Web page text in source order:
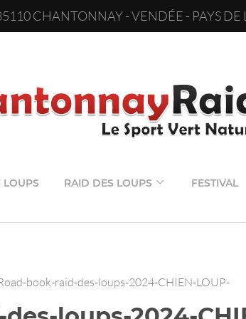
CHANTONNAY - VENDÉE - PAYS DE
LOUPS RAID DES LOUPS FESTIVAL
book-raid-des-loups-2024-CHIEN-LOUP-